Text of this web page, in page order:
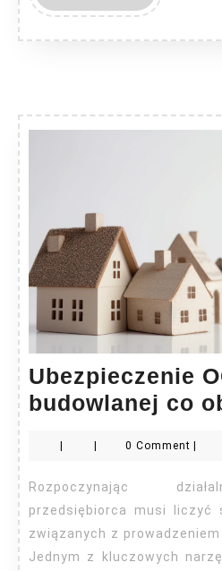
MORE
Ubezpieczenie
budowlanej co
| | 0 Comment |
Rozpoczynając działalność budowlaną,
przedsiębiorca musi liczyć
związanych z
Jednym z kluczowych